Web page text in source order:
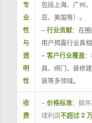
专
业
性
与
透
明
性
包括上海、广州
亚、美国等）。
–行业贡献：在
用户揭露行业真
–客户行业覆盖
具、阀门、装修
装等多领域。
收
费
– 价格标准：摒
理利润不超过 2